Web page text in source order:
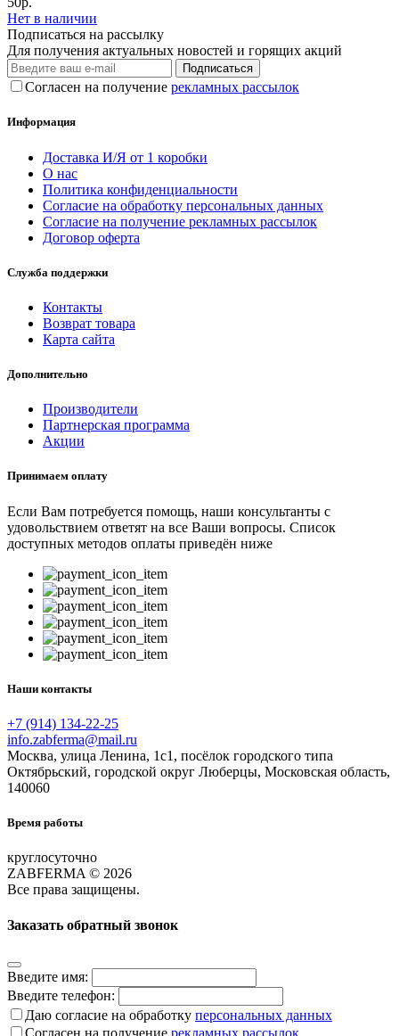
Нет в наличии
Подписаться на рассылку
Для получения актуальных новостей и горящих акций
Подписаться
Согласен на получение рекламных рассылок
Информация
Доставка И/Я от 1 коробки
О нас
Политика конфиденциальности
Согласие на обработку персональных данных
Согласие на получение рекламных рассылок
Договор оферта
Служба поддержки
Контакты
Возврат товара
Карта сайта
Дополнительно
Производители
Партнерская программа
Акции
Принимаем оплату
Если Вам потребуется помощь, наши консультанты с
удовольствием ответят на все Ваши вопросы. Список
доступных методов оплаты приведён ниже
Наши контакты
+7 (914) 134-22-25
info.zabferma@mail.ru
Москва, улица Ленина, 1с1, посёлок городского типа
Октябрьский, городской округ Люберцы, Московская область,
140060
Время работы
круглосуточно
ZABFERMA © 2026
Все права защищены.
Заказать обратный звонок
Введите имя:
Введите телефон:
Даю согласие на обработку персональных данных
Согласен на получение рекламных рассылок